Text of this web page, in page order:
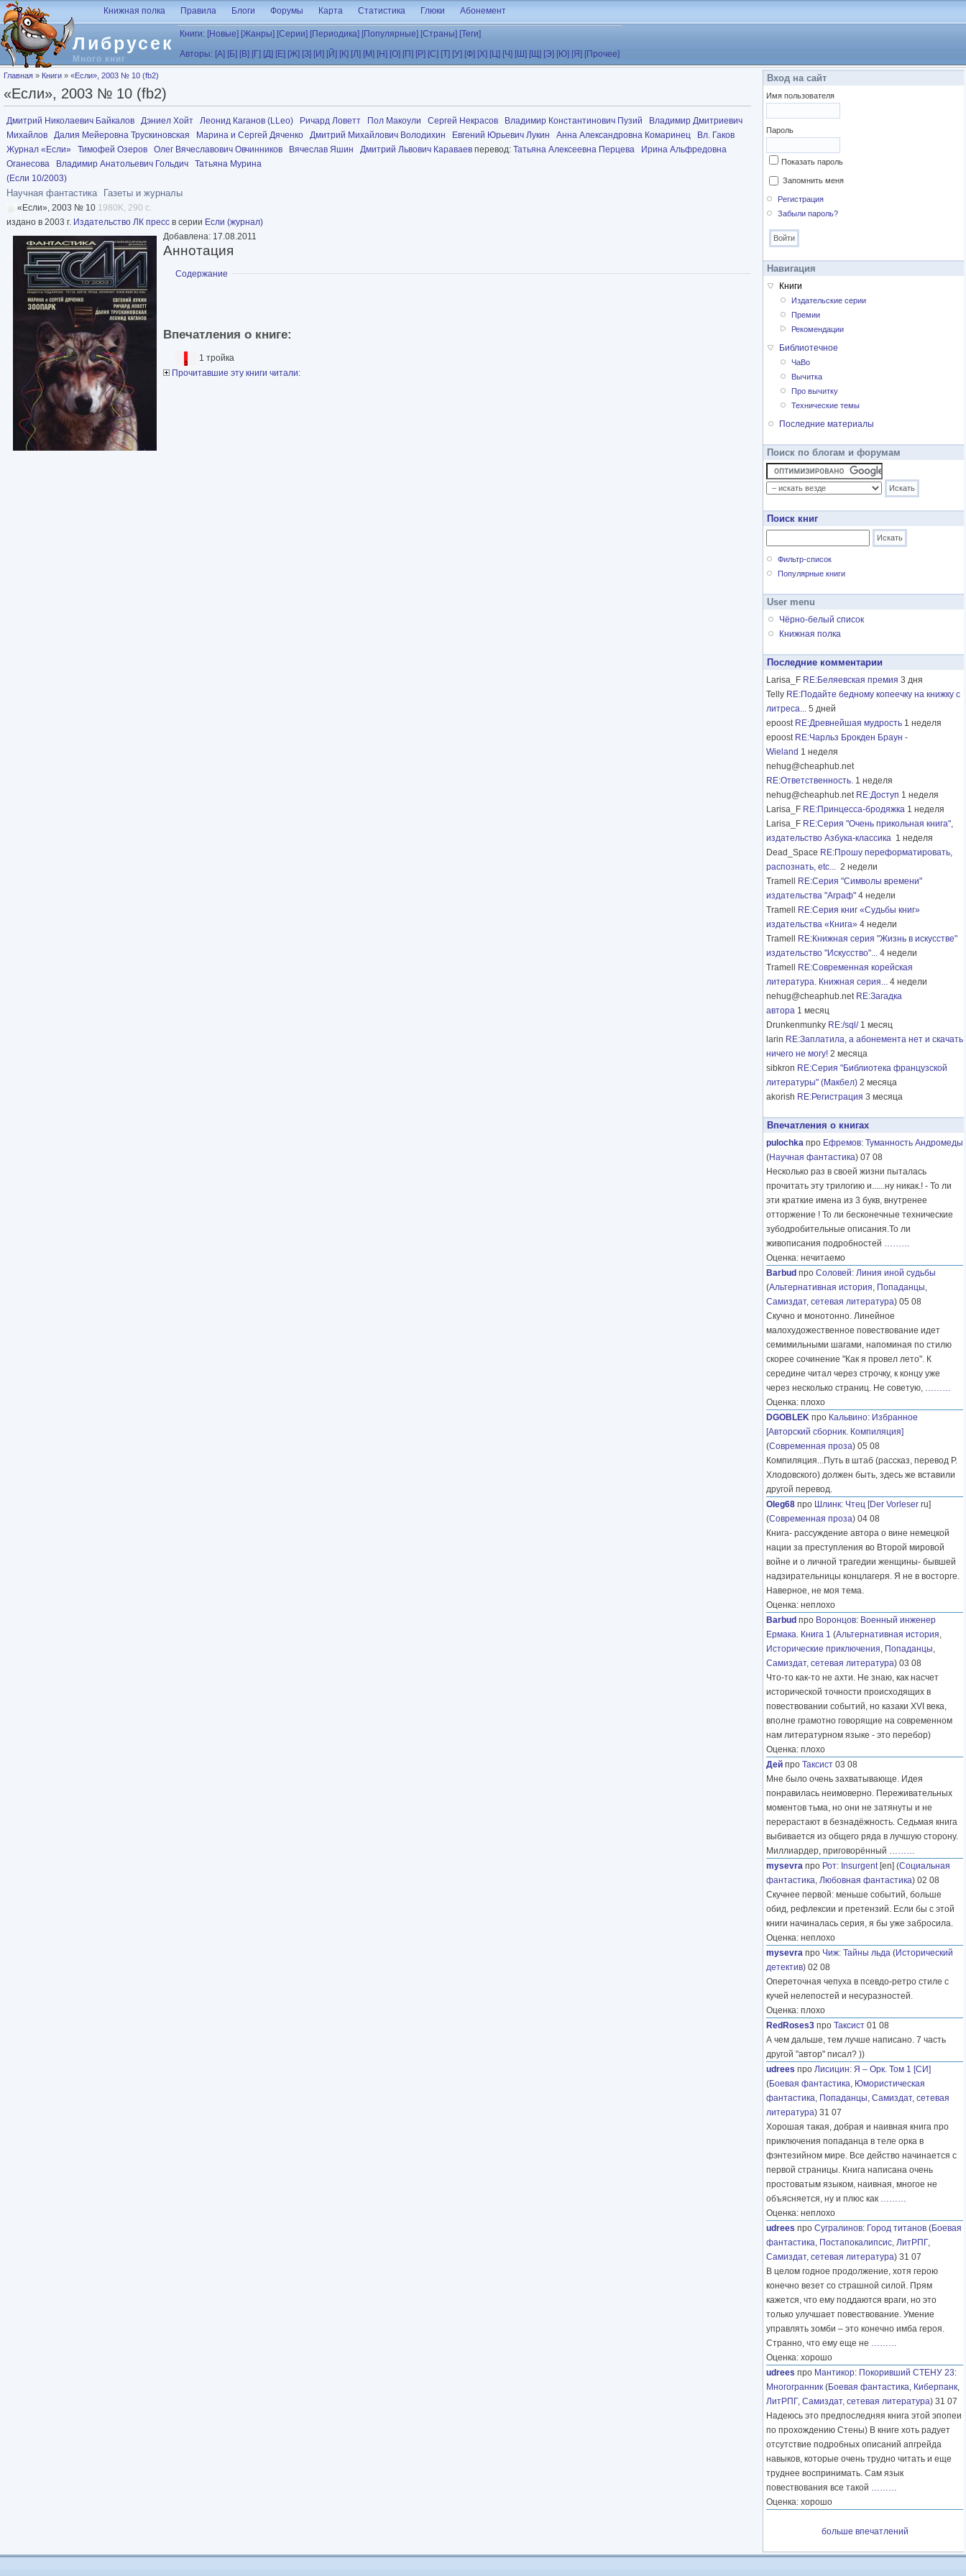
Перейти к основному содержанию
Либрусек
Много книг
Книжная полка Правила Блоги Форумы Карта Статистика Глюки Абонемент
Книги: [Новые] [Жанры] [Серии] [Периодика] [Популярные] [Страны] [Теги]
Авторы: [А] [Б] [В] [Г] [Д] [Е] [Ж] [З] [И] [Й] [К] [Л] [М] [Н] [О] [П] [Р] [С] [Т] [У] [Ф] [Х] [Ц] [Ч] [Ш] [Щ] [Э] [Ю] [Я] [Прочее]
Вы здесь
Главная » Книги » «Если», 2003 № 10 (fb2)
«Если», 2003 № 10 (fb2)
Дмитрий Николаевич Байкалов Дэниел Хойт Леонид Каганов (LLeo) Ричард Ловетт Пол Макоули Сергей Некрасов Владимир Константинович Пузий
Владимир Дмитриевич
Михайлов
Далия Мейеровна Трускиновская Марина и Сергей Дяченко Дмитрий Михайлович Володихин Евгений Юрьевич Лукин Анна Александровна Комаринец
Вл. Гаков
Журнал «Если»
Тимофей Озеров Олег Вячеславович Овчинников Вячеслав Яшин Дмитрий Львович Караваев перевод: Татьяна Алексеевна Перцева
Ирина Альфредовна
Оганесова
Владимир Анатольевич Гольдич
Татьяна Мурина
(Если 10/2003)
Научная фантастика Газеты и журналы
«Если», 2003 № 10 1980K, 290 с.
издано в 2003 г. Издательство ЛК пресс в серии Если (журнал)
Добавлена: 17.08.2011
Аннотация
Показать
Содержание
Впечатления о книге:
1 тройка
Прочитавшие эту книги читали:
Вход на сайт
Имя пользователя
Пароль
Показать пароль
Запомнить меня
Регистрация
Забыли пароль?
Навигация
Книги
Издательские серии
Премии
Рекомендации
Библиотечное
ЧаВо
Вычитка
Про вычитку
Технические темы
Последние материалы
Поиск по блогам и форумам
Поиск книг
Фильтр-список
Популярные книги
User menu
Чёрно-белый список
Книжная полка
Последние комментарии
Larisa_F RE:Беляевская премия 3 дня
Telly RE:Подайте бедному копеечку на книжку с
литреса... 5 дней
epoost RE:Древнейшая мудрость 1 неделя
epoost RE:Чарльз Брокден Браун -
Wieland 1 неделя
nehug@cheaphub.net
RE:Ответственность. 1 неделя
nehug@cheaphub.net RE:Доступ 1 неделя
Larisa_F RE:Принцесса-бродяжка 1 неделя
Larisa_F RE:Серия "Очень прикольная книга",
издательство Азбука-классика 1 неделя
Dead_Space RE:Прошу переформатировать,
распознать, etc... 2 недели
Tramell
RE:Серия "Символы времени"
издательства "Аграф" 4 недели
Tramell
RE:Серия книг «Судьбы книг»
издательства «Книга» 4 недели
Tramell
RE:Книжная серия "Жизнь в искусстве"
издательство "Искусство"... 4 недели
Tramell
RE:Современная корейская
литература. Книжная серия... 4 недели
nehug@cheaphub.net RE:Загадка
автора 1 месяц
Drunkenmunky RE:/sql/ 1 месяц
larin RE:Заплатила, а абонемента нет и скачать
ничего не могу! 2 месяца
sibkron RE:Серия "Библиотека французской
литературы" (Макбел) 2 месяца
akorish RE:Регистрация 3 месяца
Впечатления о книгах
pulochka про Ефремов: Туманность Андромеды
(Научная фантастика) 07 08
Несколько раз в своей жизни пыталась
прочитать эту трилогию и......ну никак.! - То ли
эти краткие имена из 3 букв, внутренее
отторжение ! То ли бесконечные технические
зубодробительные описания.То ли
живописания подробностей ………
Оценка: нечитаемо
Barbud про Соловей: Линия иной судьбы
(Альтернативная история, Попаданцы,
Самиздат, сетевая литература) 05 08
Скучно и монотонно. Линейное
малохудожественное повествование идет
семимильными шагами, напоминая по стилю
скорее сочинение "Как я провел лето". К
середине читал через строчку, к концу уже
через несколько страниц. Не советую, ………
Оценка: плохо
DGOBLEK про Кальвино: Избранное
[Авторский сборник. Компиляция]
(Современная проза) 05 08
Компиляция...Путь в штаб (рассказ, перевод Р.
Хлодовского) должен быть, здесь же вставили
другой перевод.
Oleg68 про Шлинк: Чтец [Der Vorleser ru]
(Современная проза) 04 08
Книга- рассуждение автора о вине немецкой
нации за преступления во Второй мировой
войне и о личной трагедии женщины- бывшей
надзирательницы концлагеря. Я не в восторге.
Наверное, не моя тема.
Оценка: неплохо
Barbud про Воронцов: Военный инженер
Ермака. Книга 1 (Альтернативная история,
Исторические приключения, Попаданцы,
Самиздат, сетевая литература) 03 08
Что-то как-то не ахти. Не знаю, как насчет
исторической точности происходящих в
повествовании событий, но казаки XVI века,
вполне грамотно говорящие на современном
нам литературном языке - это перебор)
Оценка: плохо
Дей про Таксист 03 08
Мне было очень захватывающе. Идея
понравилась неимоверно. Переживательных
моментов тьма, но они не затянуты и не
перерастают в безнадёжность. Седьмая книга
выбивается из общего ряда в лучшую сторону.
Миллиардер, приговорённый ………
mysevra про Рот: Insurgent[en] (Социальная
фантастика, Любовная фантастика) 02 08
Скучнее первой: меньше событий, больше
обид, рефлексии и претензий. Если бы с этой
книги начиналась серия, я бы уже забросила.
Оценка: неплохо
mysevra про Чиж: Тайны льда (Исторический
детектив) 02 08
Опереточная чепуха в псевдо-ретро стиле с
кучей нелепостей и несуразностей.
Оценка: плохо
RedRoses3 про Таксист 01 08
А чем дальше, тем лучше написано. 7 часть
другой "автор" писал? ))
udrees про Лисицин: Я – Орк. Том 1 [СИ]
(Боевая фантастика, Юмористическая
фантастика, Попаданцы, Самиздат, сетевая
литература) 31 07
Хорошая такая, добрая и наивная книга про
приключения попаданца в теле орка в
фэнтезийном мире. Все действо начинается с
первой страницы. Книга написана очень
простоватым языком, наивная, многое не
объясняется, ну и плюс как ………
Оценка: неплохо
udrees про Сугралинов: Город титанов (Боевая
фантастика, Постапокалипсис, ЛитРПГ,
Самиздат, сетевая литература) 31 07
В целом годное продолжение, хотя герою
конечно везет со страшной силой. Прям
кажется, что ему поддаются враги, но это
только улучшает повествование. Умение
управлять зомби – это конечно имба героя.
Странно, что ему еще не ………
Оценка: хорошо
udrees про Мантикор: Покоривший СТЕНУ 23:
Многогранник (Боевая фантастика, Киберпанк,
ЛитРПГ, Самиздат, сетевая литература) 31 07
Надеюсь это предпоследняя книга этой эпопеи
по прохождению Стены) В книге хоть радует
отсутствие подробных описаний апгрейда
навыков, которые очень трудно читать и еще
труднее воспринимать. Сам язык
повествования все такой ………
Оценка: хорошо
больше впечатлений